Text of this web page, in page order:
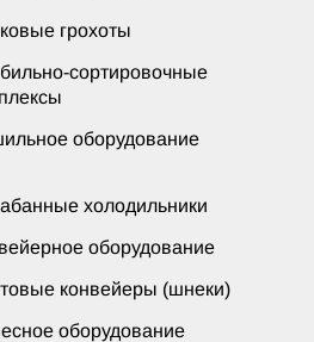
грохоты
сортировочные
оборудование
холодильники
оборудование
конвейеры (шнеки)
оборудование